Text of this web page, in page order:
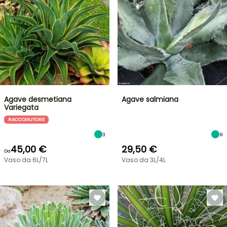
Agave desmetiana
Variegata
RACCOGLITORE
3
Da45,00 €
Vaso da 6L/7L
Agave salmiana
9
29,50 €
Vaso da 3L/4L